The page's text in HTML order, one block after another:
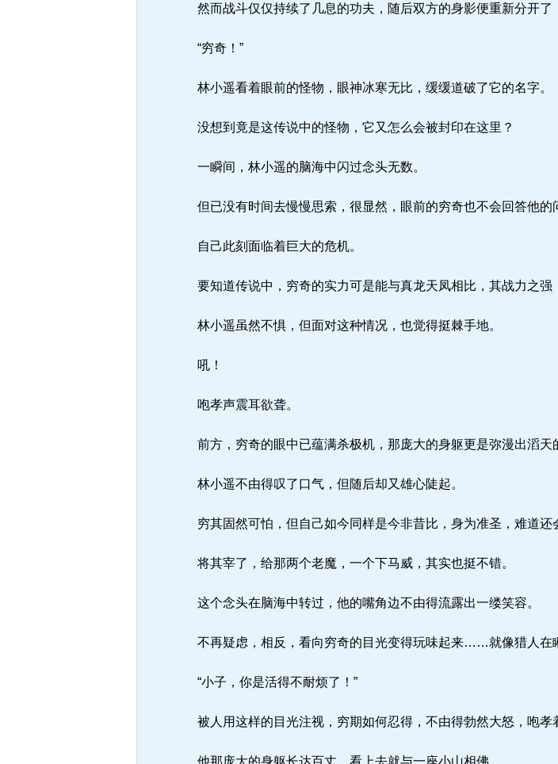
然而战斗仅仅持续了几息的功夫，随后双方的身影便重新分开了
“穷奇！”
林小遥看着眼前的怪物，眼神冰寒无比，缓缓道破了它的名字。
没想到竟是这传说中的怪物，它又怎么会被封印在这里？
一瞬间，林小遥的脑海中闪过念头无数。
但已没有时间去慢慢思索，很显然，眼前的穷奇也不会回答他的
自己此刻面临着巨大的危机。
要知道传说中，穷奇的实力可是能与真龙天凤相比，其战力之强
林小遥虽然不惧，但面对这种情况，也觉得挺棘手地。
吼！
咆孝声震耳欲聋。
前方，穷奇的眼中已蕴满杀极机，那庞大的身躯更是弥漫出滔天
林小遥不由得叹了口气，但随后却又雄心陡起。
穷其固然可怕，但自己如今同样是今非昔比，身为准圣，难道还
将其宰了，给那两个老魔，一个下马威，其实也挺不错。
这个念头在脑海中转过，他的嘴角边不由得流露出一缕笑容。
不再疑虑，相反，看向穷奇的目光变得玩味起来……就像猎人在
“小子，你是活得不耐烦了！”
被人用这样的目光注视，穷期如何忍得，不由得勃然大怒，咆孝
他那庞大的身躯长达百丈，看上去就与一座小山相佛。